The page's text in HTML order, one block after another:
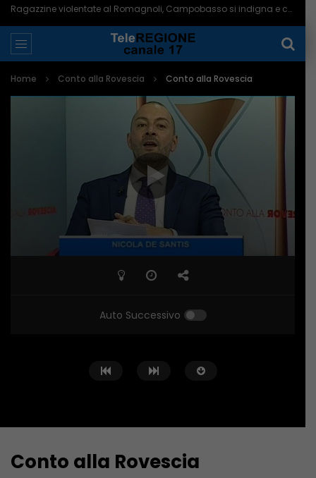
Ragazzine violentate al Romagnoli, Campobasso si indigna e chiede più controlli – 06/08/2026
Home Conto alla Rovescia Conto alla Rovescia
Auto Successivo
Conto alla Rovescia